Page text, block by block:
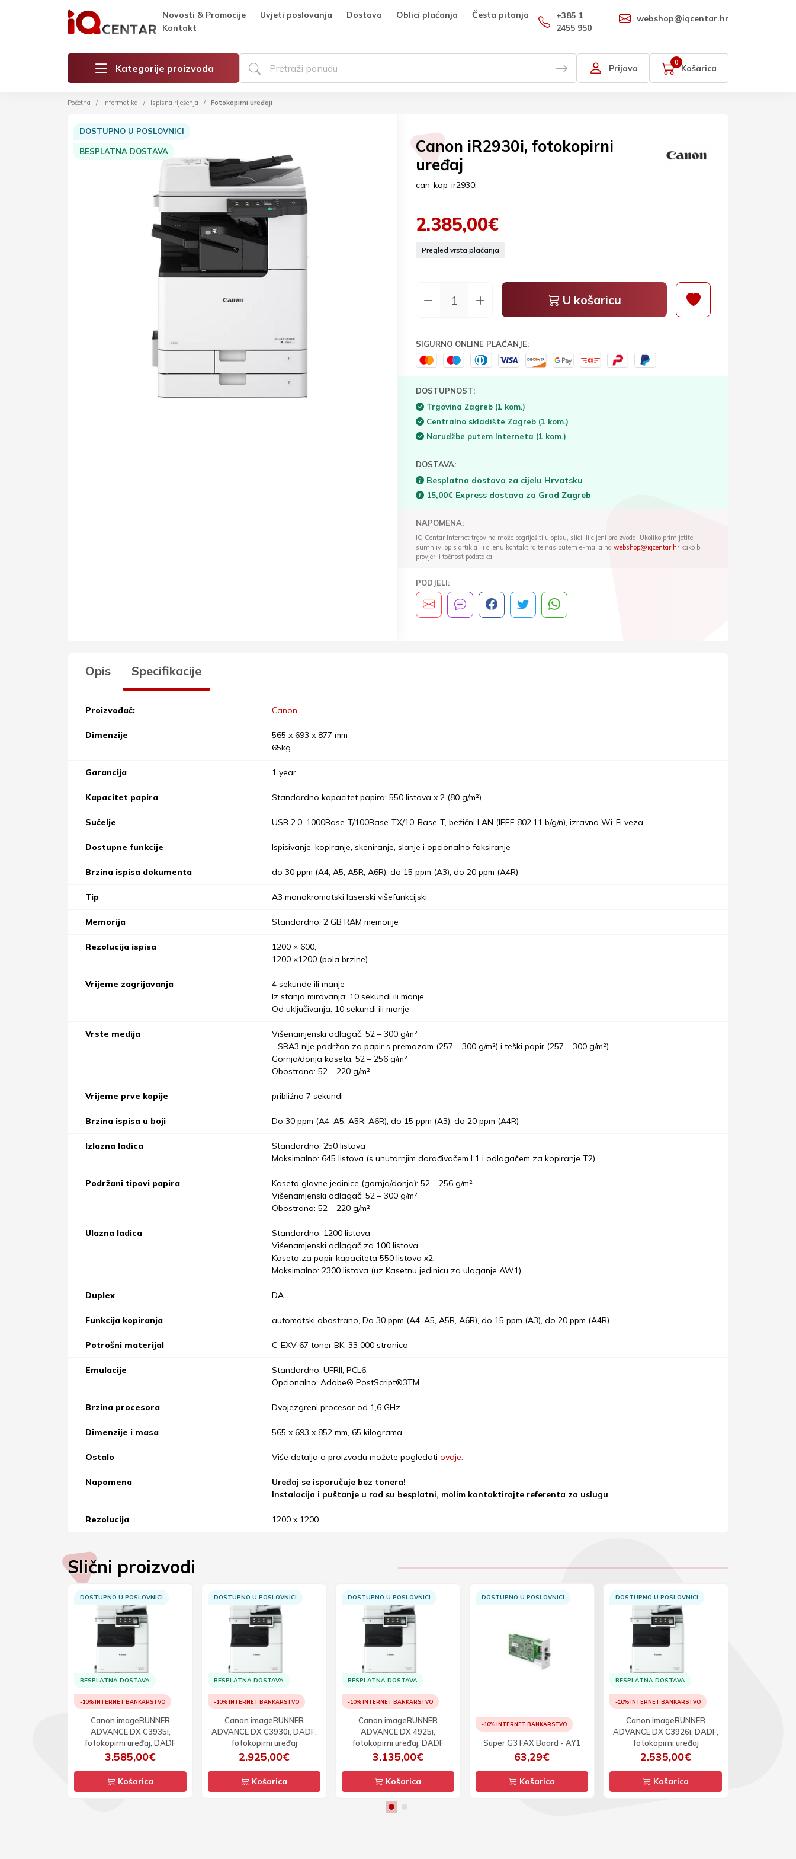
Novosti & Promocije Uvjeti poslovanja Dostava Oblici plaćanja
Česta pitanja
Kontakt
+385 1
2455 950
webshop@iqcentar.hr
Kategorije proizvoda Prijava Košarica
0
Početna Informatika Ispisna riješenja Fotokopirni uređaji
DOSTUPNO U POSLOVNICI
BESPLATNA DOSTAVA
Canon iR2930i, fotokopirni
uređaj
can-kop-ir2930i
2.385,00€
Pregled vrsta plaćanja
U košaricu
SIGURNO ONLINE PLAĆANJE:
DOSTUPNOST:
Trgovina Zagreb (1 kom.)
Centralno skladište Zagreb (1 kom.)
Narudžbe putem Interneta (1 kom.)
DOSTAVA:
Besplatna dostava za cijelu Hrvatsku
15,00€ Express dostava za Grad Zagreb
NAPOMENA:
IQ Centar Internet trgovina može pogriješiti u opisu, slici ili cijeni proizvoda. Ukoliko primijetite
sumnjivi opis artikla ili cijenu kontaktirajte nas putem e-maila na webshop@iqcentar.hrkako bi
provjerili točnost podataka.
PODJELI:
Opis Specifikacije
Proizvođač: Canon
Dimenzije
565 x 693 x 877 mm
65kg
Garancija 1 year
Kapacitet papira Standardno kapacitet papira: 550 listova x 2 (80 g/m²)
Sučelje USB 2.0, 1000Base-T/100Base-TX/10-Base-T, bežični LAN (IEEE 802.11 b/g/n), izravna Wi-Fi veza
Dostupne funkcije Ispisivanje, kopiranje, skeniranje, slanje i opcionalno faksiranje
Brzina ispisa dokumenta do 30 ppm (A4, A5, A5R, A6R), do 15 ppm (A3), do 20 ppm (A4R)
Tip A3 monokromatski laserski višefunkcijski
Memorija Standardno: 2 GB RAM memorije
Rezolucija ispisa
1200 × 600,
1200 ×1200 (pola brzine)
Vrijeme zagrijavanja
4 sekunde ili manje
Iz stanja mirovanja: 10 sekundi ili manje
Od uključivanja: 10 sekundi ili manje
Vrste medija
Višenamjenski odlagač: 52 – 300 g/m²
- SRA3 nije podržan za papir s premazom (257 – 300 g/m²) i teški papir (257 – 300 g/m²).
Gornja/donja kaseta: 52 – 256 g/m²
Obostrano: 52 – 220 g/m²
Vrijeme prve kopije približno 7 sekundi
Brzina ispisa u boji Do 30 ppm (A4, A5, A5R, A6R), do 15 ppm (A3), do 20 ppm (A4R)
Izlazna ladica
Standardno: 250 listova
Maksimalno: 645 listova (s unutarnjim dorađivačem L1 i odlagačem za kopiranje T2)
Podržani tipovi papira
Kaseta glavne jedinice (gornja/donja): 52 – 256 g/m²
Višenamjenski odlagač: 52 – 300 g/m²
Obostrano: 52 – 220 g/m²
Ulazna ladica
Standardno: 1200 listova
Višenamjenski odlagač za 100 listova
Kaseta za papir kapaciteta 550 listova x2,
Maksimalno: 2300 listova (uz Kasetnu jedinicu za ulaganje AW1)
Duplex DA
Funkcija kopiranja automatski obostrano, Do 30 ppm (A4, A5, A5R, A6R), do 15 ppm (A3), do 20 ppm (A4R)
Potrošni materijal C-EXV 67 toner BK: 33 000 stranica
Emulacije
Standardno: UFRII, PCL6,
Opcionalno: Adobe® PostScript®3TM
Brzina procesora Dvojezgreni procesor od 1,6 GHz
Dimenzije i masa 565 x 693 x 852 mm, 65 kilograma
Ostalo Više detalja o proizvodu možete pogledati ovdje.
Napomena
Uređaj se isporučuje bez tonera!
Instalacija i puštanje u rad su besplatni, molim kontaktirajte referenta za uslugu
Rezolucija 1200 x 1200
Slični proizvodi
DOSTUPNO U POSLOVNICI
BESPLATNA DOSTAVA
-10% INTERNET BANKARSTVO
Canon imageRUNNER
ADVANCE DX C3935i,
fotokopirni uređaj, DADF
3.585,00€
Košarica
DOSTUPNO U POSLOVNICI
BESPLATNA DOSTAVA
-10% INTERNET BANKARSTVO
Canon imageRUNNER
ADVANCE DX C3930i, DADF,
fotokopirni uređaj
2.925,00€
Košarica
DOSTUPNO U POSLOVNICI
BESPLATNA DOSTAVA
-10% INTERNET BANKARSTVO
Canon imageRUNNER
ADVANCE DX 4925i,
fotokopirni uređaj, DADF
3.135,00€
Košarica
DOSTUPNO U POSLOVNICI
-10% INTERNET BANKARSTVO
Super G3 FAX Board - AY1
63,29€
Košarica
DOSTUPNO U POSLOVNICI
BESPLATNA DOSTAVA
-10% INTERNET BANKARSTVO
Canon imageRUNNER
ADVANCE DX C3926i, DADF,
fotokopirni uređaj
2.535,00€
Košarica